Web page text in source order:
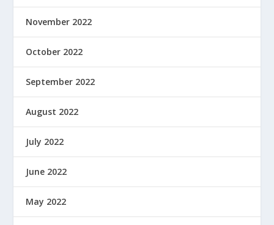
November 2022
October 2022
September 2022
August 2022
July 2022
June 2022
May 2022